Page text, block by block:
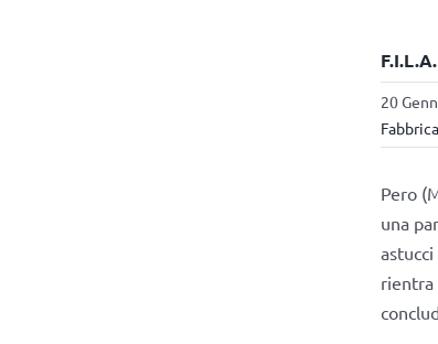
20
Pero
una
rientra